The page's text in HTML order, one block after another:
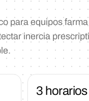
para equipos
inercia
3 horarios